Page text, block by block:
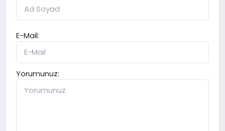
E-Mail:
Yorumunuz: